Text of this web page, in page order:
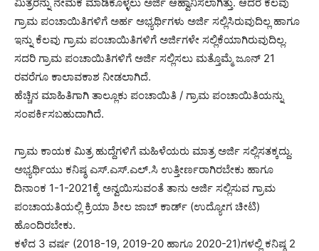
ಗ್ರಾಮ ಪಂಚಾಯಿತಿಗಳಿಗೆ ಅರ್ಹ ಅಭ್ಯರ್ಥಿಗಳು ಅರ್ಜಿ ಸಲ್ಲಿಸಿರುವುದಿಲ್ಲ ಹಾಗೂ
ಇನ್ನು ಕೆಲವು ಗ್ರಾಮ ಪಂಚಾಯಿತಿಗಳಿಗೆ ಅರ್ಜಿಗಳೇ ಸಲ್ಲಿಕೆಯಾಗಿರುವುದಿಲ್ಲ.
ಸದರಿ ಗ್ರಾಮ ಪಂಚಾಯಿತಿಗಳಿಗೆ ಅರ್ಜಿ ಸಲ್ಲಿಸಲು ಮತ್ತೊಮ್ಮೆ ಜೂನ್ 21
ರವರೆಗೂ ಕಾಲಾವಕಾಶ ನೀಡಲಾಗಿದೆ.
ಹೆಚ್ಚಿನ ಮಾಹಿತಿಗಾಗಿ ತಾಲ್ಲೂಕು ಪಂಚಾಯಿತಿ / ಗ್ರಾಮ ಪಂಚಾಯಿತಿಯನ್ನು
ಸಂಪರ್ಕಿಸಬಹುದಾಗಿದೆ.
ಗ್ರಾಮ ಕಾಯಕ ಮಿತ್ರ ಹುದ್ದೆಗಳಿಗೆ ಮಹಿಳೆಯರು ಮಾತ್ರ ಅರ್ಜಿ ಸಲ್ಲಿಸತಕ್ಕದ್ದು.
ಅಭ್ಯರ್ಥಿಯು ಕನಿಷ್ಠ ಎಸ್.ಎಸ್.ಎಲ್.ಸಿ ಉತ್ತೀರ್ಣರಾಗಿರಬೇಕು ಹಾಗೂ
ದಿನಾಂಕ 1-1-2021ಕ್ಕೆ ಅನ್ವಯಿಸುವಂತೆ ತಾನು ಅರ್ಜಿ ಸಲ್ಲಿಸುವ ಗ್ರಾಮ
ಪಂಚಾಯತಿಯಲ್ಲಿ ಕ್ರಿಯಾ ಶೀಲ ಜಾಬ್ ಕಾರ್ಡ್ (ಉದ್ಯೋಗ ಚೀಟಿ)
ಹೊಂದಿರಬೇಕು.
ಕಳೆದ 3 ವರ್ಷ (2018-19, 2019-20 ಹಾಗೂ 2020-21)ಗಳಲ್ಲಿ ಕನಿಷ್ಠ 2